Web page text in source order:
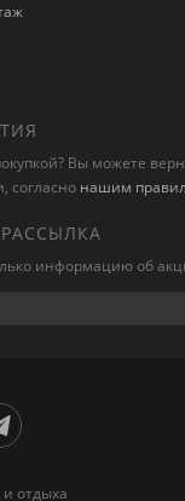
Вы можете
согласно нашим
информацию об
отдыха